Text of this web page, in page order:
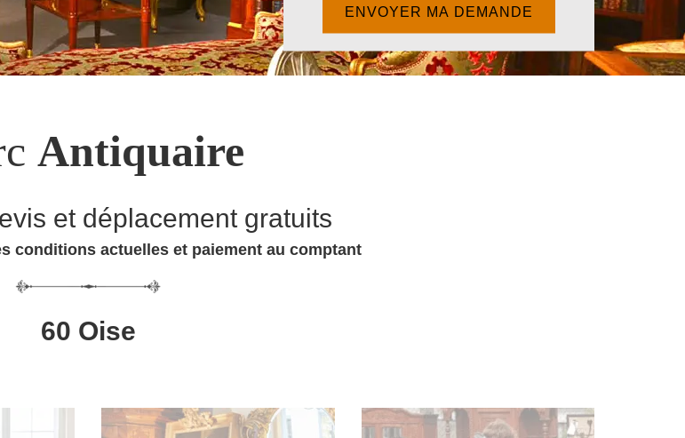
Antiquaire
et déplacement gratuits
conditions actuelles et paiement au comptant
60 Oise